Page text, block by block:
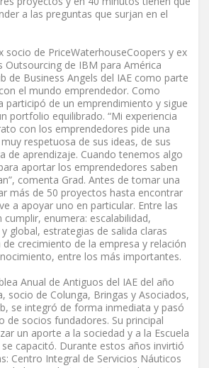
a las preguntas que surjan en el
socio de PriceWaterhouseCoopers y ex
Outsourcing de IBM para América
de Business Angels del IAE como parte
el mundo emprendedor. Como
participó de un emprendimiento y sigue
portfolio equilibrado. “Mi experiencia
con los emprendedores pide una
respetuosa de sus ideas, de sus
de aprendizaje. Cuando tenemos algo
aportar los emprendedores saben
comenta Grad. Antes de tomar una
más de 50 proyectos hasta encontrar
a apoyar uno en particular. Entre las
cumplir, enumera: escalabilidad,
global, estrategias de salida claras
crecimiento de la empresa y relación
entre los más importantes.
Anual de Antiguos del IAE del año
socio de Colunga, Bringas y Asociados,
se integró de forma inmediata y pasó
de socios fundadores. Su principal
un aporte a la sociedad y a la Escuela
capacitó. Durante estos años invirtió
Centro Integral de Servicios Náuticos